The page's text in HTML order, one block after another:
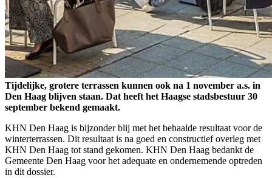
Tijdelijke, grotere terrassen kunnen ook na 1 november a.s. in
Den Haag blijven staan. Dat heeft het Haagse stadsbestuur 30
september bekend gemaakt.
KHN Den Haag is bijzonder blij met het behaalde resultaat voor de
winterterrassen. Dit resultaat is na goed en constructief overleg met
KHN Den Haag tot stand gekomen. KHN Den Haag bedankt de
Gemeente Den Haag voor het adequate en ondernemende optreden
in dit dossier.